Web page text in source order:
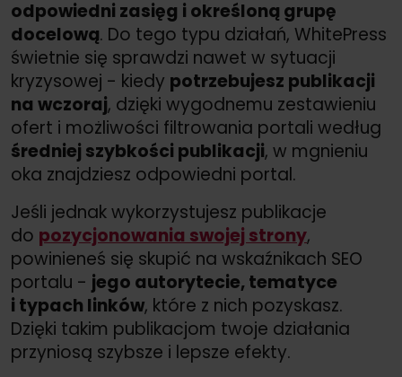
odpowiedni zasięg i określoną grupę
docelową. Do tego typu działań, WhitePress
świetnie się sprawdzi nawet w sytuacji
kryzysowej - kiedy potrzebujesz publikacji
na wczoraj, dzięki wygodnemu zestawieniu
ofert i możliwości filtrowania portali według
średniej szybkości publikacji, w mgnieniu
oka znajdziesz odpowiedni portal.
Jeśli jednak wykorzystujesz publikacje
do pozycjonowania swojej strony,
powinieneś się skupić na wskaźnikach SEO
portalu - jego autorytecie, tematyce
i typach linków, które z nich pozyskasz.
Dzięki takim publikacjom twoje działania
przyniosą szybsze i lepsze efekty.